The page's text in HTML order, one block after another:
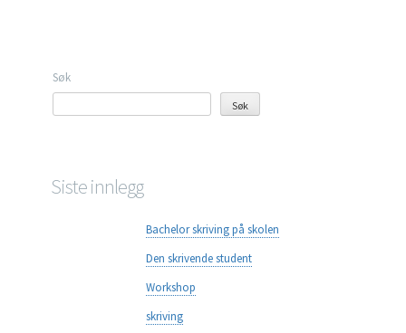
Søk
Søk
Siste innlegg
Bachelor skriving på skolen
Den skrivende student
Workshop
skriving